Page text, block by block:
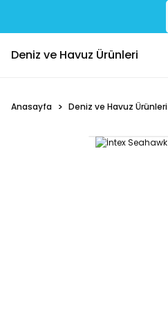
Deniz ve Havuz Ürünleri
Anasayfa Deniz ve Havuz Ürünleri